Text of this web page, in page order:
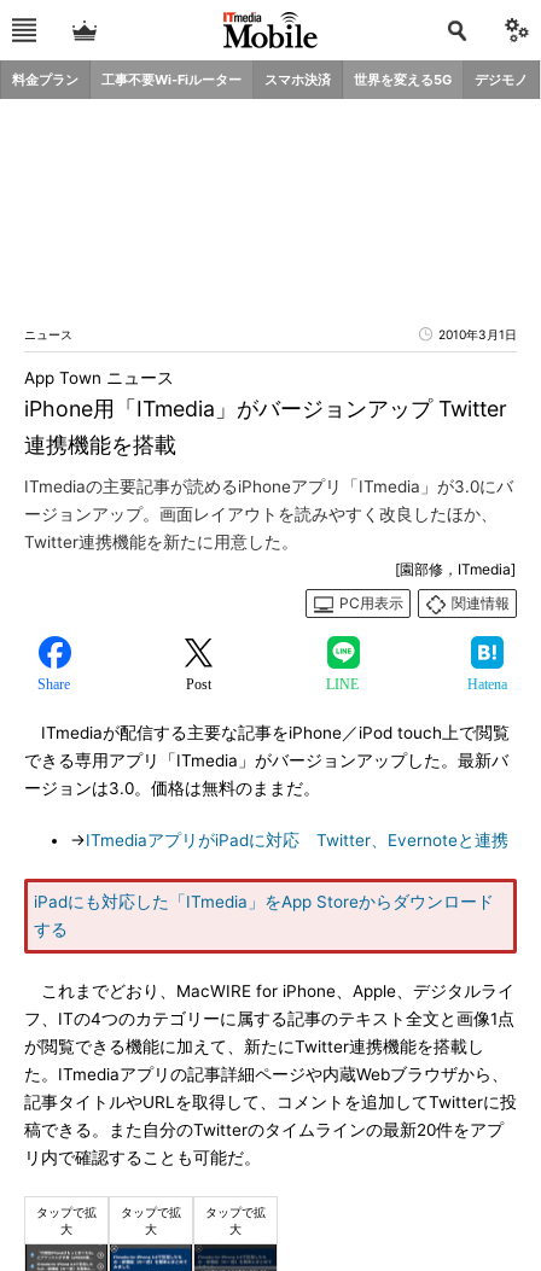
料金プラン 工事不要Wi-Fiルーター スマホ決済 世界を変える5G デジモノ
ニュース 2010年3月1日
iPhone用「ITmedia」がバージョンアップ Twitter
連携機能を搭載
App Town ニュース
ITmediaの主要記事が読めるiPhoneアプリ「ITmedia」が3.0にバ
ージョンアップ。画面レイアウトを読みやすく改良したほか、
Twitter連携機能を新たに用意した。
[園部修，ITmedia]
PC用表示
関連情報
Share Post LINE Hatena
ITmediaが配信する主要な記事をiPhone／iPod touch上で閲覧
できる専用アプリ「ITmedia」がバージョンアップした。最新バ
ージョンは3.0。価格は無料のままだ。
→ITmediaアプリがiPadに対応 Twitter、Evernoteと連携
iPadにも対応した「ITmedia」をApp Storeからダウンロード
する
これまでどおり、MacWIRE for iPhone、Apple、デジタルライ
フ、ITの4つのカテゴリーに属する記事のテキスト全文と画像1点
が閲覧できる機能に加えて、新たにTwitter連携機能を搭載し
た。ITmediaアプリの記事詳細ページや内蔵Webブラウザから、
記事タイトルやURLを取得して、コメントを追加してTwitterに投
稿できる。また自分のTwitterのタイムラインの最新20件をアプ
リ内で確認することも可能だ。